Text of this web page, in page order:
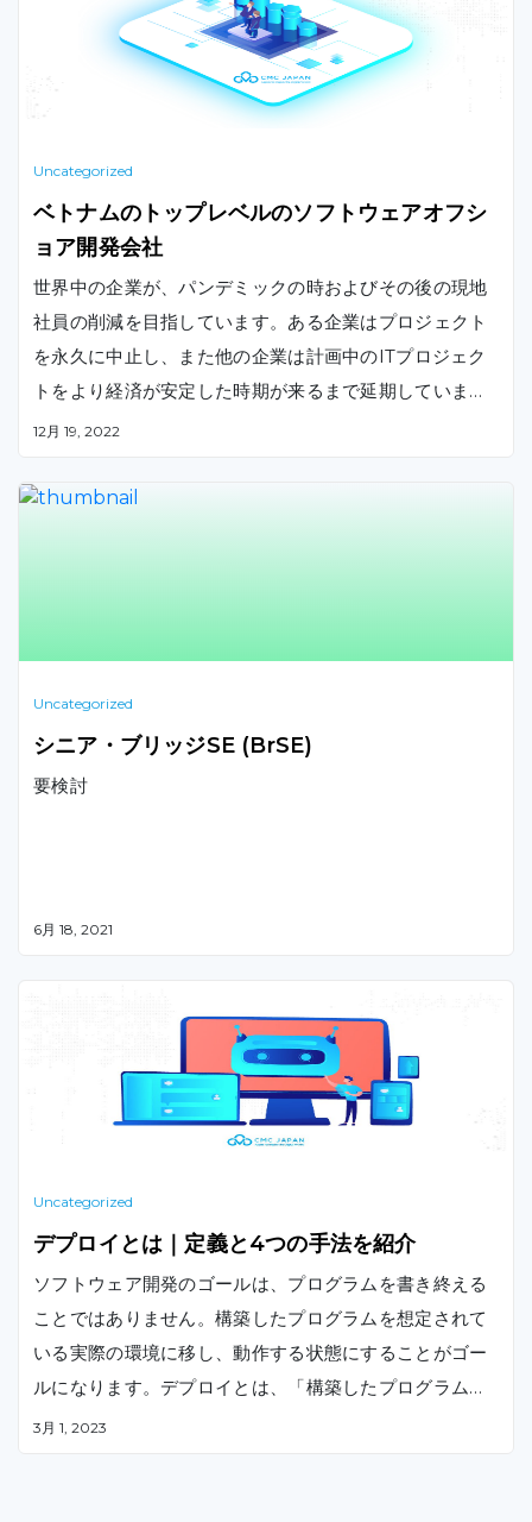
Uncategorized
ベトナムのトップレベルのソフトウェアオフシ
ョア開発会社
世界中の企業が、パンデミックの時およびその後の現地
社員の削減を目指しています。ある企業はプロジェクト
を永久に中止し、また他の企業は計画中のITプロジェク
トをより経済が安定した時期が来るまで延期しています
。 ITアウトソーシング開発は、そのような企業にとって
12月 19, 2022
Uncategorized
シニア・ブリッジSE (BrSE)
要検討
6月 18, 2021
Uncategorized
デプロイとは｜定義と4つの手法を紹介
ソフトウェア開発のゴールは、プログラムを書き終える
ことではありません。構築したプログラムを想定されて
いる実際の環境に移し、動作する状態にすることがゴー
ルになります。デプロイとは、「構築したプログラムを
ユーザーがアクセスできるような本番環境に移し、意図
3月 1, 2023